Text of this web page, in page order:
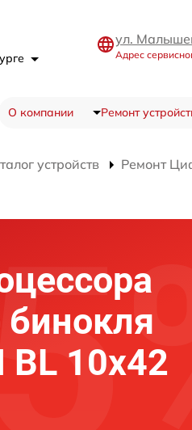
ул.
Адрес
О компании Ремонт
устройств Ремонт
BL 10x42